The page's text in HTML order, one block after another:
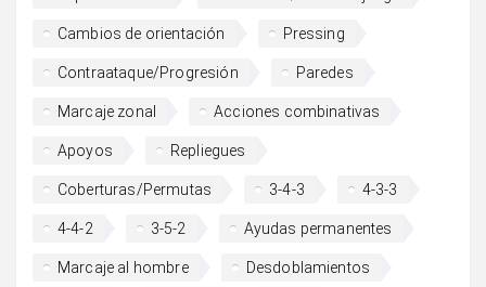
Cambios de orientación Pressing
Contraataque/Progresión Paredes
Marcaje zonal Acciones combinativas
Apoyos Repliegues
Coberturas/Permutas 3-4-3 4-3-3
4-4-2 3-5-2 Ayudas permanentes
Marcaje al hombre Desdoblamientos